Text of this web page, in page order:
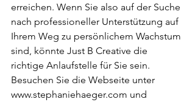
erreichen. Wenn Sie also auf der Suche
nach professioneller Unterstützung auf
Ihrem Weg zu persönlichem Wachstum
sind, könnte Just B Creative die
richtige Anlaufstelle für Sie sein.
Besuchen Sie die Webseite unter
www.stephaniehaeger.com und